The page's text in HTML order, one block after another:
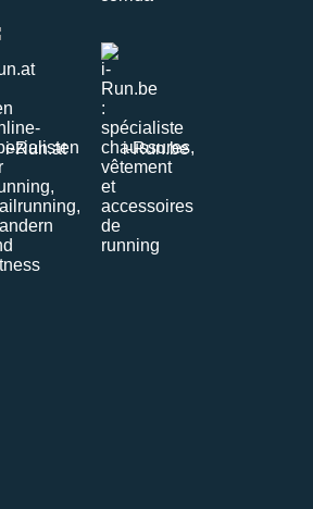
i-Run.at i-Run.be